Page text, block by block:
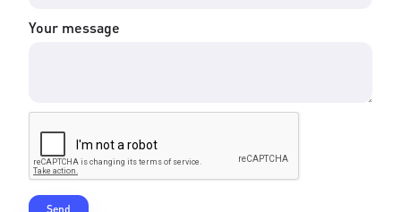
Your message